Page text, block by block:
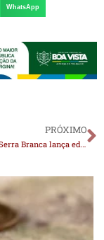
WhatsApp
PRÓXIMO
Prefeitura de Serra Branca lança edital do 2º Ciclo da Política Nacional Aldir Blanc voltado para músicos do município